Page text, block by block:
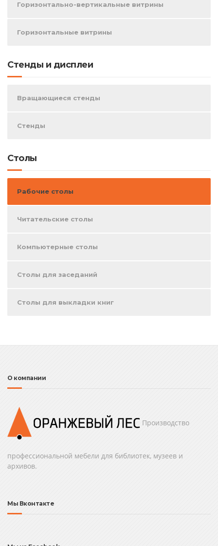
Горизонтально-вертикальные витрины
Горизонтальные витрины
Стенды и дисплеи
Вращающиеся стенды
Стенды
Столы
Рабочие столы
Читательские столы
Компьютерные столы
Столы для заседаний
Столы для выкладки книг
О компании
Производство
профессиональной мебели для библиотек, музеев и
архивов.
Мы Вконтакте